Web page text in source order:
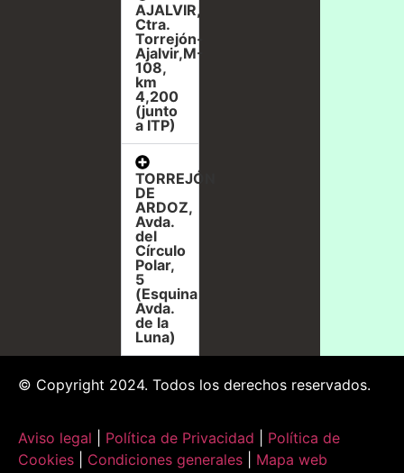
AJALVIR,
Ctra.
Torrejón-
Ajalvir,M-
108,
km
4,200
(junto
a ITP)
TORREJÓN
DE
ARDOZ,
Avda.
del
Círculo
Polar,
5
(Esquina
Avda.
de la
Luna)
© Copyright 2024. Todos los derechos reservados.
Aviso legal Política de Privacidad
Política de
Cookies
Condiciones generales Mapa web